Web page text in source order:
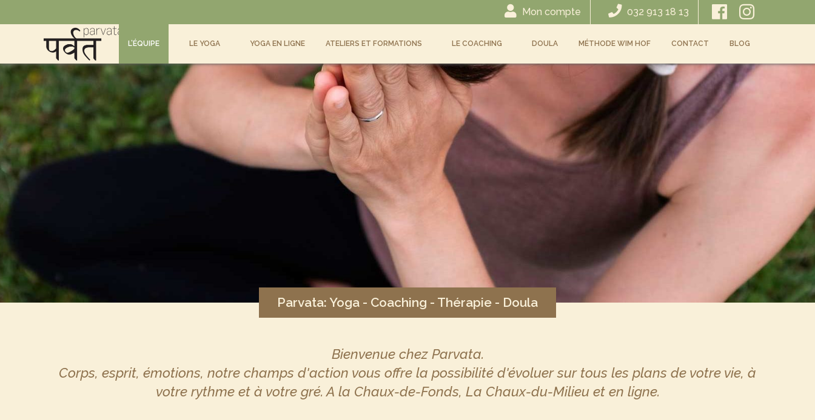
Mon compte 032 913 18 13
L’ÉQUIPE LE YOGA YOGA EN LIGNE ATELIERS ET FORMATIONS LE COACHING DOULA MÉTHODE WIM HOF CONTACT BLOG
Parvata: Yoga - Coaching - Thérapie - Doula
Bienvenue chez Parvata.
Corps, esprit, émotions, notre champs d'action vous offre la possibilité d'évoluer sur tous les plans de votre vie, à
votre rythme et à votre gré. A la Chaux-de-Fonds, La Chaux-du-Milieu et en ligne.